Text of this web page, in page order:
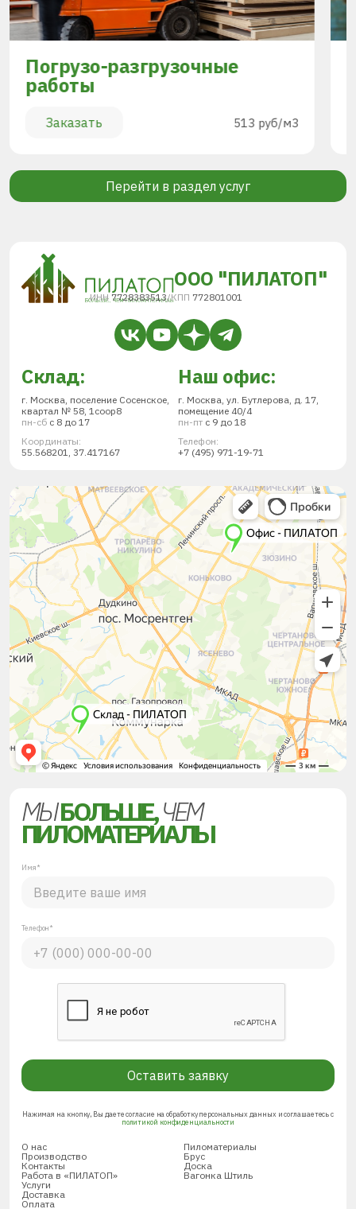
Погрузо-разгрузочные
работы
Заказать 513 руб/м3
Перейти в раздел услуг
ООО "ПИЛАТОП"
ИНН 7728383513/КПП 772801001
Склад:
г. Москва, поселение Сосенское,
квартал № 58, 1соор8
пн-сб с 8 до 17
Координаты:
55.568201, 37.417167
Наш офис:
г. Москва, ул. Бутлерова, д. 17,
помещение 40/4
пн-пт с 9 до 18
Телефон:
+7 (495) 971-19-71
МЫБОЛЬШЕ,ЧЕМ
ПИЛОМАТЕРИАЛЫ
Имя*
Телефон*
Оставить заявку
Нажимая на кнопку, Вы даете согласие на обработку персональных данных и соглашаетесь с
политикой конфиденциальности
О нас
Производство
Контакты
Работа в «ПИЛАТОП»
Услуги
Доставка
Оплата
Пиломатериалы
Брус
Доска
Вагонка Штиль